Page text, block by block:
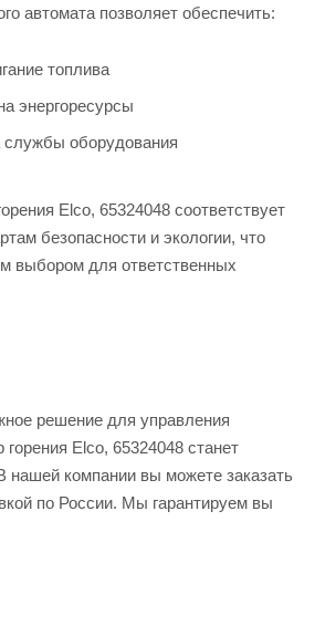
автомата позволяет обеспечить:
топлива
энергоресурсы
службы оборудования
Elco, 65324048 соответствует
безопасности и экологии, что
выбором для ответственных
решение для управления
Elco, 65324048 станет
компании вы можете заказать
по России. Мы гарантируем вы